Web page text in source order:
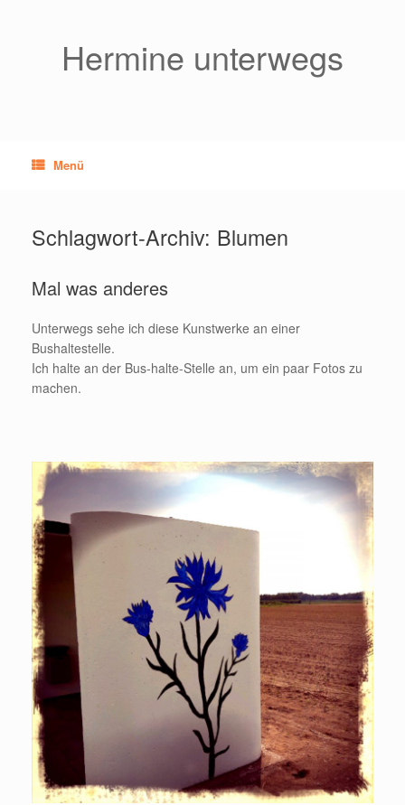
Hermine unterwegs
Menü
Schlagwort-Archiv: Blumen
Mal was anderes
Unterwegs sehe ich diese Kunstwerke an einer
Bushaltestelle.
Ich halte an der Bus-halte-Stelle an, um ein paar Fotos zu
machen.